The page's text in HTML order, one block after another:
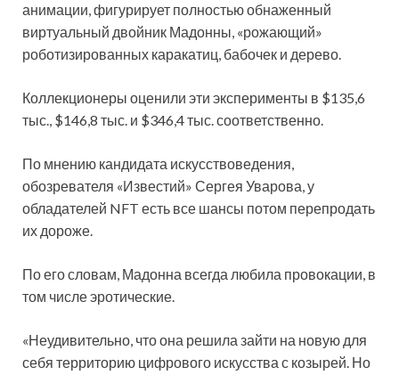
анимации, фигурирует полностью обнаженный
виртуальный двойник Мадонны, «рожающий»
роботизированных каракатиц, бабочек и дерево.
Коллекционеры оценили эти эксперименты в $135,6
тыс., $146,8 тыс. и $346,4 тыс. соответственно.
По мнению кандидата искусствоведения,
обозревателя «Известий» Сергея Уварова, у
обладателей NFT есть все шансы потом перепродать
их дороже.
По его словам, Мадонна всегда любила провокации, в
том числе эротические.
«Неудивительно, что она решила зайти на новую для
себя территорию цифрового искусства с козырей. Но